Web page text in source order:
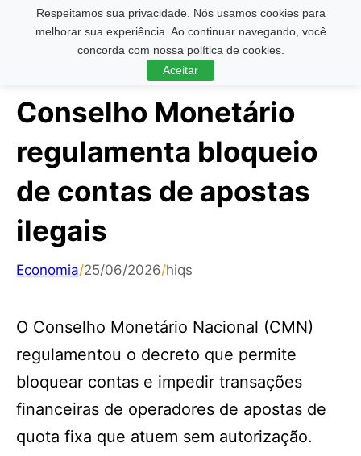
Respeitamos sua privacidade. Nós usamos cookies para
melhorar sua experiência. Ao continuar navegando, você
concorda com nossa política de cookies.
Aceitar
Pesquisar ...
Conselho Monetário
regulamenta bloqueio
de contas de apostas
ilegais
Economia/25/06/2026/hiqs
O Conselho Monetário Nacional (CMN)
regulamentou o decreto que permite
bloquear contas e impedir transações
financeiras de operadores de apostas de
quota fixa que atuem sem autorização.